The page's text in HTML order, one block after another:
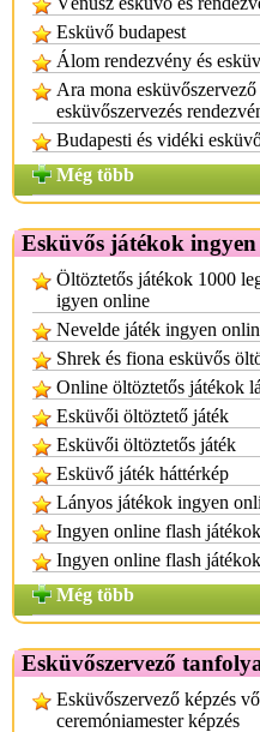
Esküvő budapest
Álom rendezvény és
Ara mona
esküvőszervezés
Budapesti és vidéki
Még több
Esküvős játékok ingyen
Öltöztetős játékok 1000
igyen online
Nevelde játék ingyen
Shrek és fiona esküvős
Online öltöztetős játékok
Esküvői öltöztető játék
Esküvői öltöztetős játék
Esküvő játék háttérkép
Lányos játékok ingyen
Ingyen online flash
Ingyen online flash játékok
Még több
Esküvőszervező
Esküvőszervező képzés
ceremóniamester képzés